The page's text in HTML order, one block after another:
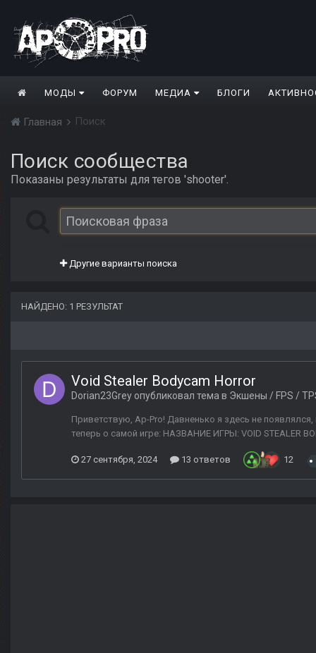
МОДЫ ФОРУМ МЕДИА БЛОГИ
Главная Поиск
Поиск сообщества
Показаны результаты для тегов 'shooter'.
Другие варианты поиска
НАЙДЕНО: 1 РЕЗУЛЬТАТ
Void Stealer Bodycam Horror
Dorian23Grey опубликовал тема в Экшены / FPS /
Приветствую, Ap-Pro! Давненько я здесь не
теперь о самой игре: НАЗВАНИЕ ИГРЫ: VOID STEALER
27 сентября, 2024 13 ответов 12